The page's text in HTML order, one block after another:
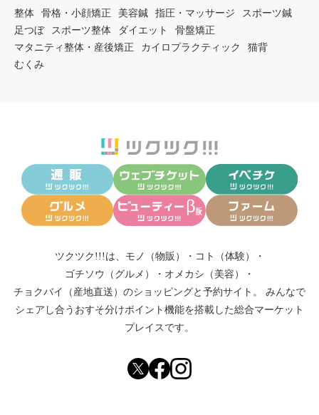
整体 骨格・小顔矯正 美容鍼 指圧・マッサージ
スポーツ鍼
足つぼ
スポーツ整体 ダイエット
骨盤矯正
マタニティ整体・産後矯正
カイロプラクティック
猫背
むくみ
ツクツク!!!は、 モノ（物販） ・ コト（体験）
・
ゴチソウ（グルメ）
・ オメカシ（美容）
・
チョクバイ（産地直送） のショッピングと予約サイト。
みんなで
シェアし合う おすそ分けポイント機能を搭載した総合マーケット
プレイスです。